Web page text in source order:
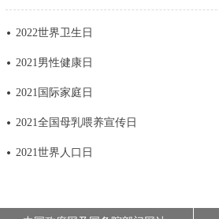
ENGLISH
DEUTSCH
2022世界卫生日
2021男性健康日
2021国际家庭日
2021全国母乳喂养宣传日
2021世界人口日